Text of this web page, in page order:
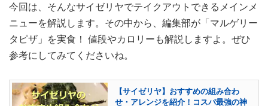
今回は、そんなサイゼリヤでテイクアウトできるメインメ
ニューを解説します。その中から、編集部が「マルゲリー
タピザ」を実食！ 値段やカロリーも解説しますよ。ぜひ
参考にしてみてくださいね。
【サイゼリヤ】おすすめの組み合わ
せ・アレンジを紹介！コスパ最強の神